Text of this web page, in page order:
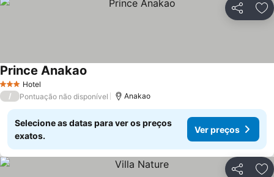
Partilhar
3 EstrelasHotel
Prince Anakao
/ Pontuação não disponível Anakao
Selecione as datas para ver os preços
exatos.
Ver preços
Partilhar